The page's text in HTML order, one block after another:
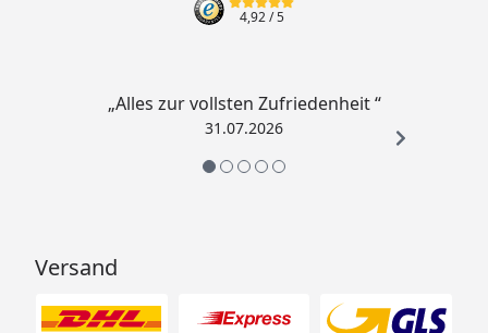
4,92/ 5
„Alles zur vollsten Zufriedenheit “
31.07.2026
Versand